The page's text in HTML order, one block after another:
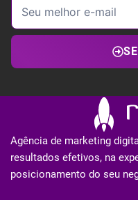
Agência de marketing
resultados efetivos, na
posicionamento do seu